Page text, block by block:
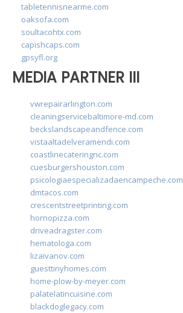
tabletennisnearme.com
oaksofa.com
soultacohtx.com
capishcaps.com
gpsyfl.org
MEDIA PARTNER III
vwrepairarlington.com
cleaningservicebaltimore-md.com
beckslandscapeandfence.com
vistaaltadelveramendi.com
coastlinecateringnc.com
cuesburgershouston.com
psicologiaespecializadaencampeche.com
dmtacos.com
crescentstreetprinting.com
hornopizza.com
driveadragster.com
hematologa.com
lizaivanov.com
guesttinyhomes.com
home-plow-by-meyer.com
palatelatincuisine.com
blackdoglegacy.com